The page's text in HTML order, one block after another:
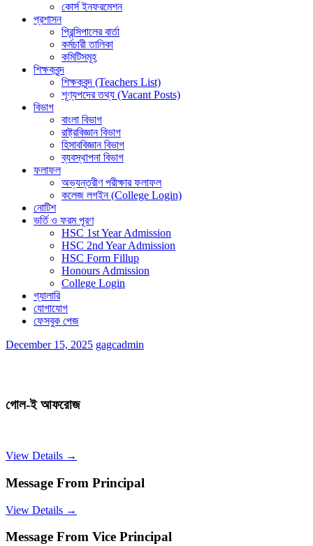
কোর্স ইনফরমেশন
প্রশাসন
প্রিন্সিপালের বার্তা
কর্মচারী তালিকা
কমিটিসমূহ
শিক্ষকবৃন্দ
শিক্ষকবৃন্দ (Teachers List)
শূণ্যপদের তথ্য (Vacant Posts)
বিভাগ
বাংলা বিভাগ
রাষ্ট্রবিজ্ঞান বিভাগ
হিসাববিজ্ঞান বিভাগ
ব্যবস্থাপনা বিভাগ
ফলাফল
অভ্যন্তরীণ পরীক্ষার ফলাফল
কলেজ লগইন (College Login)
নোটিশ
ভর্তি ও ফরম পূরণ
HSC 1st Year Admission
HSC 2nd Year Admission
HSC Form Fillup
Honours Admission
College Login
গ্যালারি
যোগাযোগ
ফেসবুক পেজ
December 15, 2025 gagcadmin
গোল-ই আফরোজ
View Details →
Message From Principal
View Details →
Message From Vice Principal